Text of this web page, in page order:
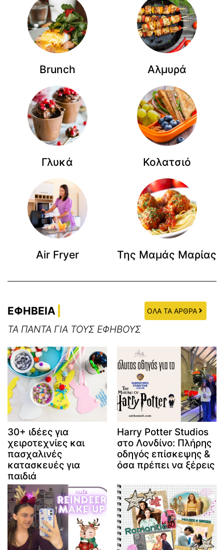
Brunch Αλμυρά
Γλυκά Κολατσιό
Air Fryer Της Μαμάς Μαρίας
ΕΦΗΒΕΙΑ ΟΛΑ ΤΑ ΑΡΘΡΑ
ΤΑ ΠΑΝΤΑ ΓΙΑ ΤΟΥΣ ΕΦΗΒΟΥΣ
30+ ιδέες για
χειροτεχνίες και
πασχαλινές
κατασκευές για
παιδιά
Harry Potter Studios
στο Λονδίνο: Πλήρης
οδηγός επίσκεψης &
όσα πρέπει να ξέρεις